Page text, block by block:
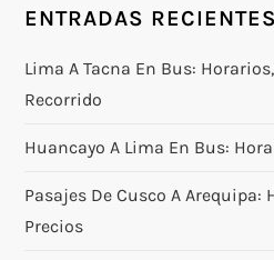
ENTRADAS RECIENTES
Lima A Tacna En Bus:
Recorrido
Huancayo A Lima En Bus:
Pasajes De Cusco A Arequipa:
Precios